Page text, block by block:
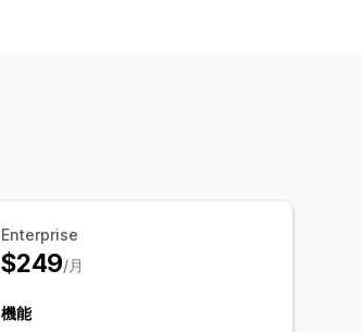
Enterprise
$249/月
機能